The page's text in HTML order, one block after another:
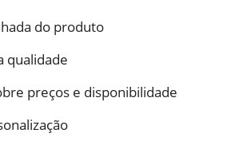
do produto
qualidade
preços e disponibilidade